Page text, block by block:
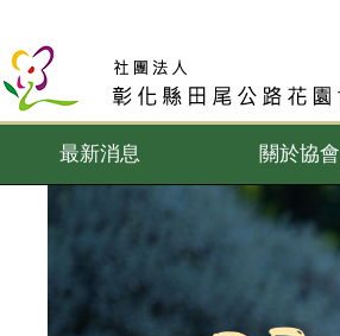
最新消息 關於協會